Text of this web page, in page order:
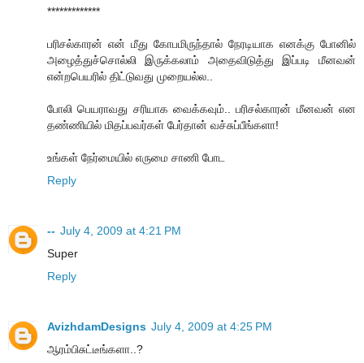
*************
பரிசல்காரன் என் மீது கோபமிருந்தால் நேரடியாக எனக்கு போனில்
அழைத்துச்சொல்லி இருக்கலாம் அதைவிடுத்து இப்படி மீனவன்
என்றபெயரில் திட்டுவது முறையல்ல..
போலி பெயராவது சரியாக வைக்கவும்.. பரிசல்காரன் மீனவன் என
தண்ணியில் மிதப்பவர்கள் பேர்தான் வச்சுப்பீங்களா!
உங்கள் நேர்மையில் எருமை சாணி போட
Reply
-- July 4, 2009 at 4:21 PM
Super
Reply
AvizhdamDesigns July 4, 2009 at 4:25 PM
ஆரம்பிசுட்டீங்களா..?